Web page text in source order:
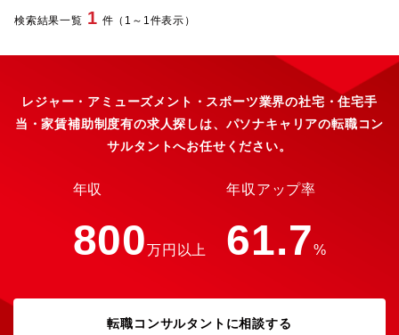
力】■転居の場合家賃補助がございます。（期限なし、社宅は家賃
３ＤK目安） 70,000円～90,000円■島外からの移住には、社宅
サポートやバス、シェアカーも充実。また、企業内保育園の用意
もあります。また、島外から通勤している社員も多くいる環境で
す。※パソナグループ全体の雰囲気や社風をＨＰから感じ取って
いただくことも重要です。
https://www.pasonagroup.co.jp/https://www.pasonagroup.co.jp/
→月51,000円（7割減！）・家の広さ：50平米→80平米（1.6
倍！）・通勤時間：電車で50分→車で5分（9割減！）【ミッショ
無二の経験ができます！まだ全体構想の約2割の段階です。2025
年の大阪・関西万博、2030年の大阪IRと今最も勢いのある関西屈
和気あいあいとした雰囲気で成長できる環境です。いい意味で型
に捉われすぎず、目の前のお客様にとっての最高のサービスを提
検索結果一覧 1 件（1～1件表示）
レジャー・アミューズメント・スポーツ業界の社宅・住宅手
当・家賃補助制度有の求人探しは、パソナキャリアの転職コン
サルタントへお任せください。
年収
800万円以上
年収アップ率
61.7%
転職コンサルタントに相談する